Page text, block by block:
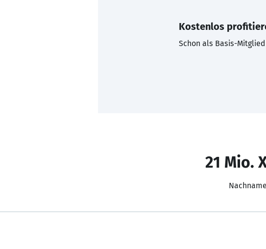
Kostenlos
Schon als Basis-
21 Mio.